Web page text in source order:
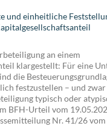
und einheitliche
an einem
klargestellt: Für eine
die
festzustellen – und
typisch oder
BFH-Urteil vom
Nr. 41/26